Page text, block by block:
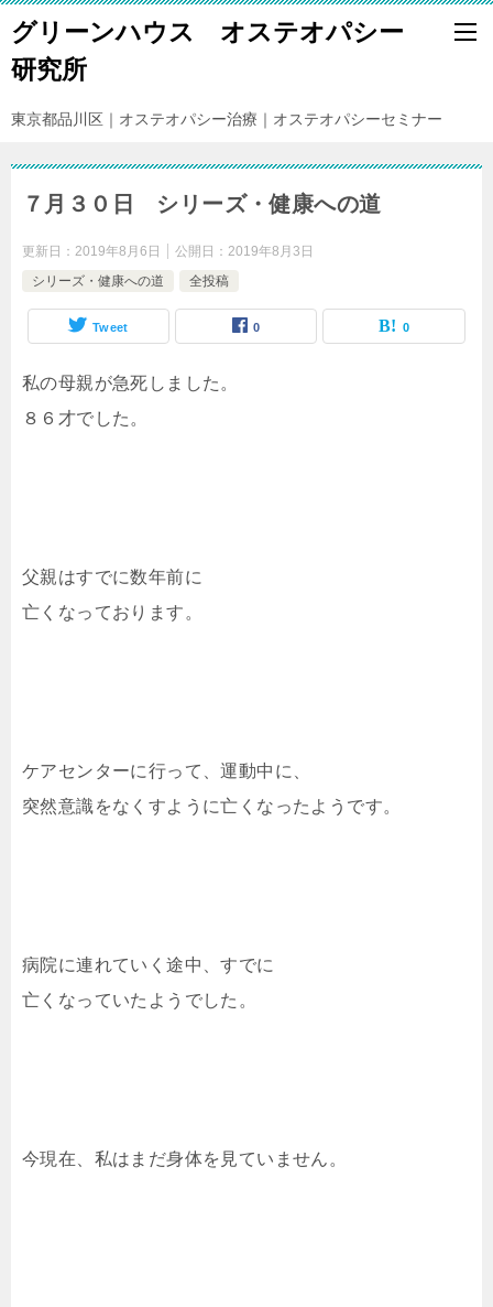
グリーンハウス オステオパシー
研究所
東京都品川区｜オステオパシー治療｜オステオパシーセミナー
７月３０日 シリーズ・健康への道
更新日： 2019年8月6日 公開日： 2019年8月3日
シリーズ・健康への道
全投稿
Tweet 0 0
私の母親が急死しました。
８６才でした。
父親はすでに数年前に
亡くなっております。
ケアセンターに行って、運動中に、
突然意識をなくすように亡くなったようです。
病院に連れていく途中、すでに
亡くなっていたようでした。
今現在、私はまだ身体を見ていません。